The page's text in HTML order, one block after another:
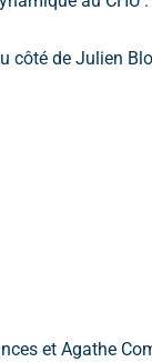
côté de Julien
et Agathe